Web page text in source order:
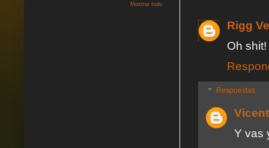
Rigg
Oh
Respuestas
Y vas
Mostrar todo